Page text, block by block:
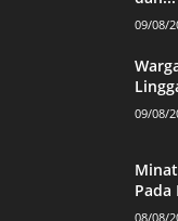
09/08/
09/08/
Pada
08/08/